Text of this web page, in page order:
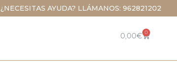
¿NECESITAS AYUDA? LLÁMANOS: 962821202
0,00€ 0